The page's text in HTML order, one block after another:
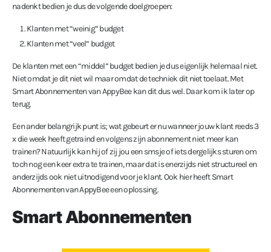
nadenkt bedien je dus de volgende doelgroepen:
Klanten met “weinig” budget
Klanten met “veel” budget
De klanten met een “middel” budget bedien je dus eigenlijk helemaal niet.
Niet omdat je dit niet wil maar omdat de techniek dit niet toelaat. Met
Smart Abonnementen van AppyBee kan dit dus wel. Daar kom ik later op
terug.
Een ander belangrijk punt is; wat gebeurt er nu wanneer jouw klant reeds 3
x die week heeft getraind en volgens zijn abonnement niet meer kan
trainen? Natuurlijk kan hij of zij jou een smsje of iets dergelijks sturen om
toch nog een keer extra te trainen, maar dat is enerzijds niet structureel en
anderzijds ook niet uitnodigend voor je klant. Ook hier heeft Smart
Abonnementen van AppyBee een oplossing.
Smart Abonnementen